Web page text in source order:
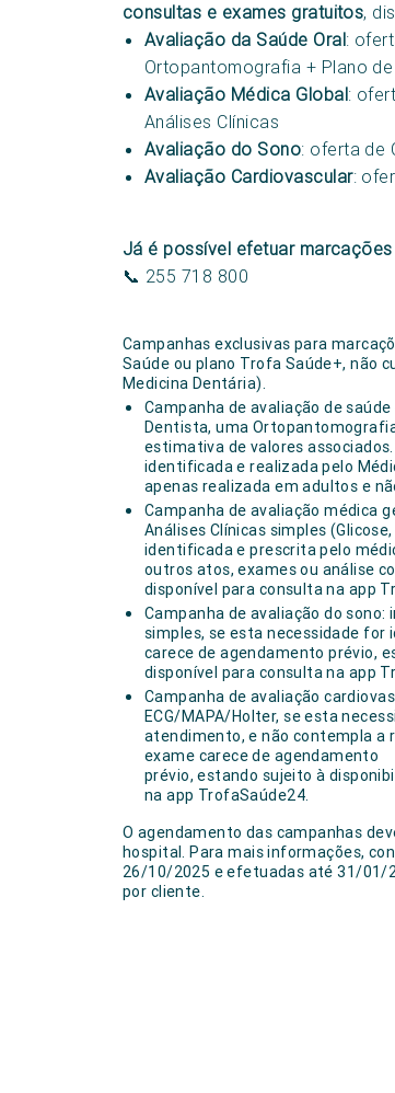
consultas e exames gratuitos,
Avaliação da Saúde Oral:
Ortopantomografia + Plano
Avaliação Médica Global:
Análises Clínicas
Avaliação do Sono: oferta de
Avaliação Cardiovascular:
Já é possível efetuar
📞 255 718 800
Campanhas exclusivas para
Saúde ou plano Trofa Saúde+, não
Medicina Dentária).
Campanha de avaliação de
Dentista, uma
estimativa de valores
identificada e realizada pelo
apenas realizada em adultos e
Campanha de avaliação médica
Análises Clínicas simples
identificada e prescrita pelo
outros atos, exames ou análise
disponível para consulta na app
Campanha de avaliação do
simples, se esta necessidade for
carece de agendamento prévio,
disponível para consulta na app
Campanha de avaliação
ECG/MAPA/Holter, se esta
atendimento, e não contempla a
exame carece de agendamento
prévio, estando sujeito à
na app TrofaSaúde24.
O agendamento das campanhas
hospital. Para mais informações,
26/10/2025 e efetuadas até 31/01/
por cliente.